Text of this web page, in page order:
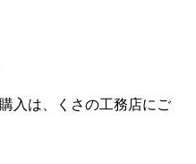
入は、くさの工務店にご